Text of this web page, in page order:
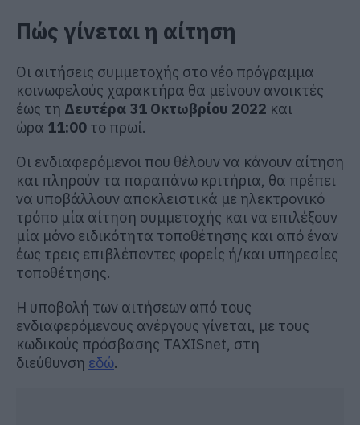
Πώς γίνεται η αίτηση
Οι αιτήσεις συμμετοχής στο νέο πρόγραμμα
κοινωφελούς χαρακτήρα θα μείνουν ανοικτές
έως τη Δευτέρα 31 Οκτωβρίου 2022 και
ώρα 11:00 το πρωί.
Οι ενδιαφερόμενοι που θέλουν να κάνουν αίτηση
και πληρούν τα παραπάνω κριτήρια, θα πρέπει
να υποβάλλουν αποκλειστικά με ηλεκτρονικό
τρόπο μία αίτηση συμμετοχής και να επιλέξουν
μία μόνο ειδικότητα τοποθέτησης και από έναν
έως τρεις επιβλέποντες φορείς ή/και υπηρεσίες
τοποθέτησης.
Η υποβολή των αιτήσεων από τους
ενδιαφερόμενους ανέργους γίνεται, με τους
κωδικούς πρόσβασης TAXISnet, στη
διεύθυνση εδώ.